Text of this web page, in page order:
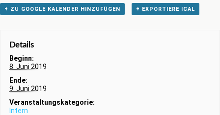
+ ZU GOOGLE KALENDER HINZUFÜGEN + EXPORTIERE ICAL
Details
Beginn:
8. Juni 2019
Ende:
9. Juni 2019
Veranstaltungskategorie:
Intern